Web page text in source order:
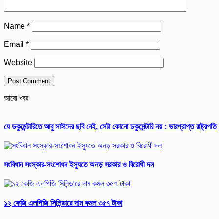
Name *
Email *
Website
আরো খবর
যে ডকুমেন্টারিতে আবু সাঈদের ছবি নেই, সেটা কোনো ডকুমেন্টারি নয় : ভারপ্রাপ্ত রাষ্ট্রপতি
সংবিধান সংস্কার-সংশোধন ইস্যুতে অনড় সরকার ও বিরোধী দল
১২ কেজি এলপিজি সিলিন্ডারে দাম কমল ৩৫৭ টাকা